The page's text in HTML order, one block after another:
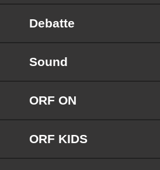
Debatte
Sound
ORF ON
ORF KIDS